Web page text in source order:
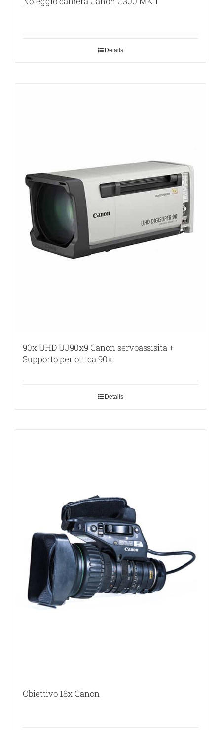
Details
90x UHD UJ90x9 Canon servoassisita +
Supporto per ottica 90x
Details
Obiettivo 18x Canon